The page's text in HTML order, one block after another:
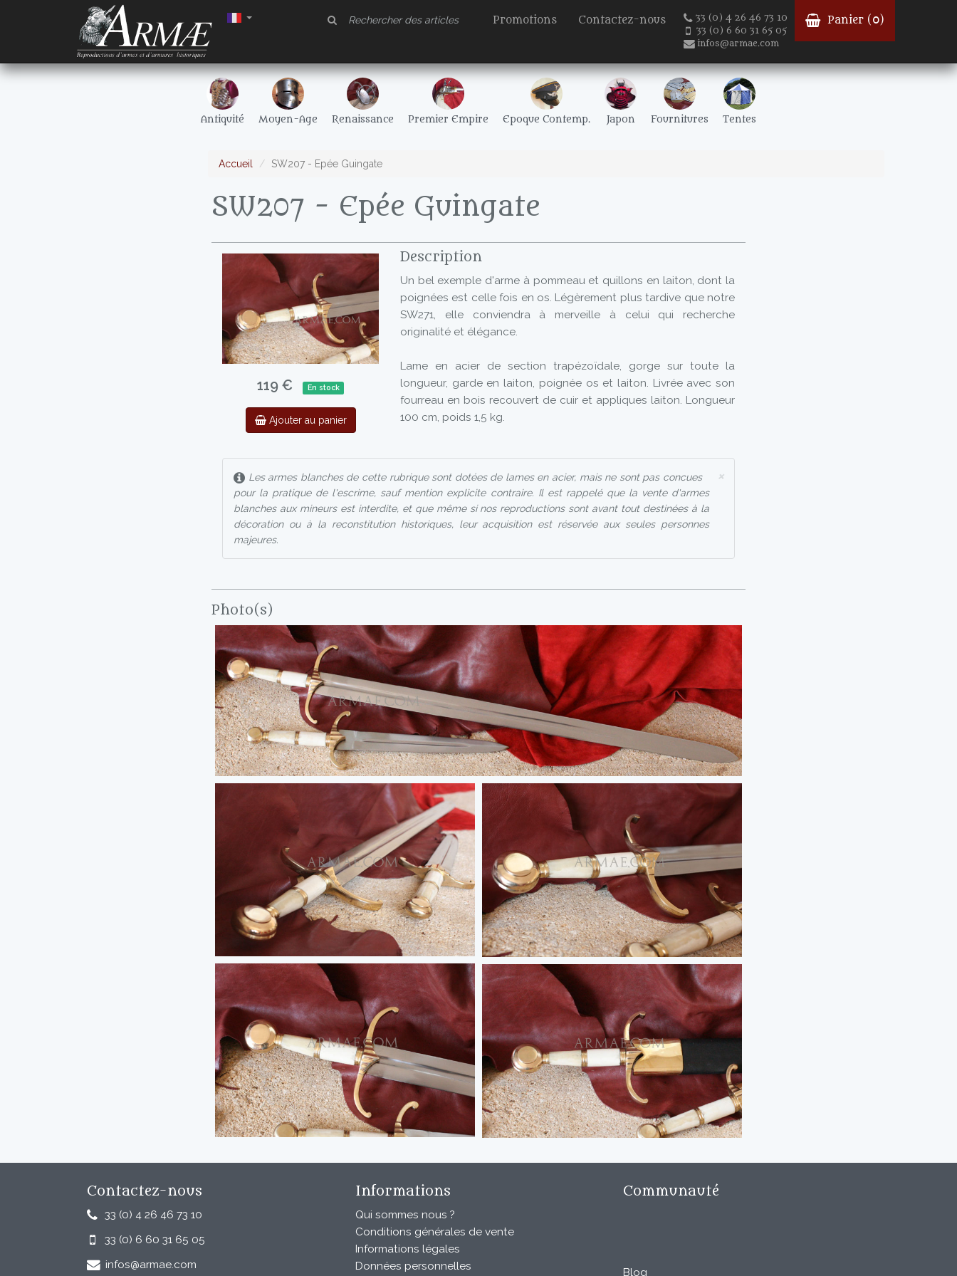
Promotions Contactez-nous
33 (0) 4 26 46 73 10
33 (0) 6 60 31 65 05
infos@armae.com
Panier ( 0)
Antiquité Moyen-Age Renaissance Premier Empire Epoque Contemp. Japon Fournitures Tentes
Accueil SW207 - Epée Guingate
SW207 - Epée Guingate
119 € En stock
Ajouter au panier
Description
Un bel exemple d'arme à pommeau et quillons en laiton, dont la
poignées est celle fois en os. Légèrement plus tardive que notre
SW271, elle conviendra à merveille à celui qui recherche
originalité et élégance.
Lame en acier de section trapézoïdale, gorge sur toute la
longueur, garde en laiton, poignée os et laiton. Livrée avec son
fourreau en bois recouvert de cuir et appliques laiton. Longueur
100 cm, poids 1,5 kg.
×
Les armes blanches de cette rubrique sont dotées de lames en acier, mais ne sont pas concues
pour la pratique de l'escrime, sauf mention explicite contraire. Il est rappelé que la vente d'armes
blanches aux mineurs est interdite, et que même si nos reproductions sont avant tout destinées à la
décoration ou à la reconstitution historiques, leur acquisition est réservée aux seules personnes
majeures.
Photo(s)
Contactez-nous
33 (0) 4 26 46 73 10
33 (0) 6 60 31 65 05
infos@armae.com
Informations
Qui sommes nous ?
Conditions générales de vente
Informations légales
Données personnelles
Communauté
Blog